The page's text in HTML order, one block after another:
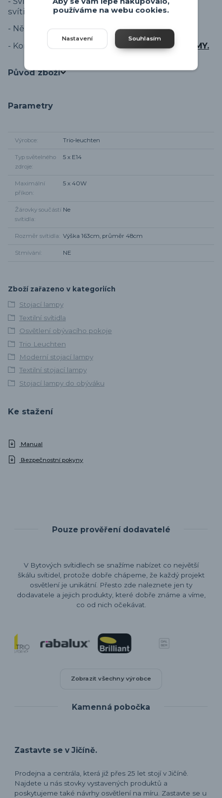
svítidla.
- Německý výrobce svítidel.
- Kompletní série svítidel
Trio Leuchten TOMMY.
Původ zboží
Parametry
Výrobce Trio-leuchten
Typ světelného
zdroje
5 x E14
Maximální
příkon
5 x 40W
Žárovky součástí
svítidla
Ne
Rozměr svítidla Výška 163cm, průměr 48cm
Stmívání NE
Zboží zařazeno v kategoriích
Stojací lampy
Textilní svítidla
Osvětlení obývacího pokoje
Trio Leuchten
Moderní stojací lampy
Textilní stojací lampy
Stojací lampy do obýváku
Ke stažení
Manual
Bezpečnostní pokyny
Pouze prověření dodavatelé
V Bytových svítidlech se snažíme nabízet co největší
škálu svítidel, protože dobře chápeme, že každý projekt
osvětlení je unikátní. Přesto zde naleznete jen ty
dodavatele a jejich produkty, které dobře známe a víme,
co od nich očekávat.
Zobrazit všechny výrobce
Kamenná pobočka
Zastavte se v Jičíně.
Prodejna a centrála, která již přes 25 let stojí v Jičíně.
Najdete u nás stovky vystavených produktů a
poskytujeme také návrhy osvětlení na míru. Zastavte se u
používáme na webu cookies.
Nastavení Souhlasím